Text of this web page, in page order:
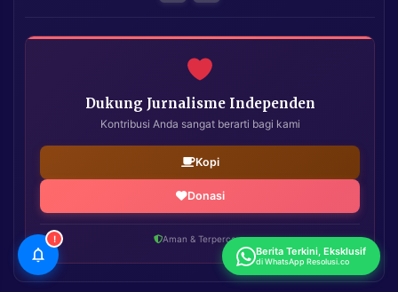
Dukung Jurnalisme Independen
Kontribusi Anda sangat berarti bagi kami
Kopi
Donasi
Aman & Terpercaya
!
Berita Terkini, Eksklusif
di WhatsApp Resolusi.co